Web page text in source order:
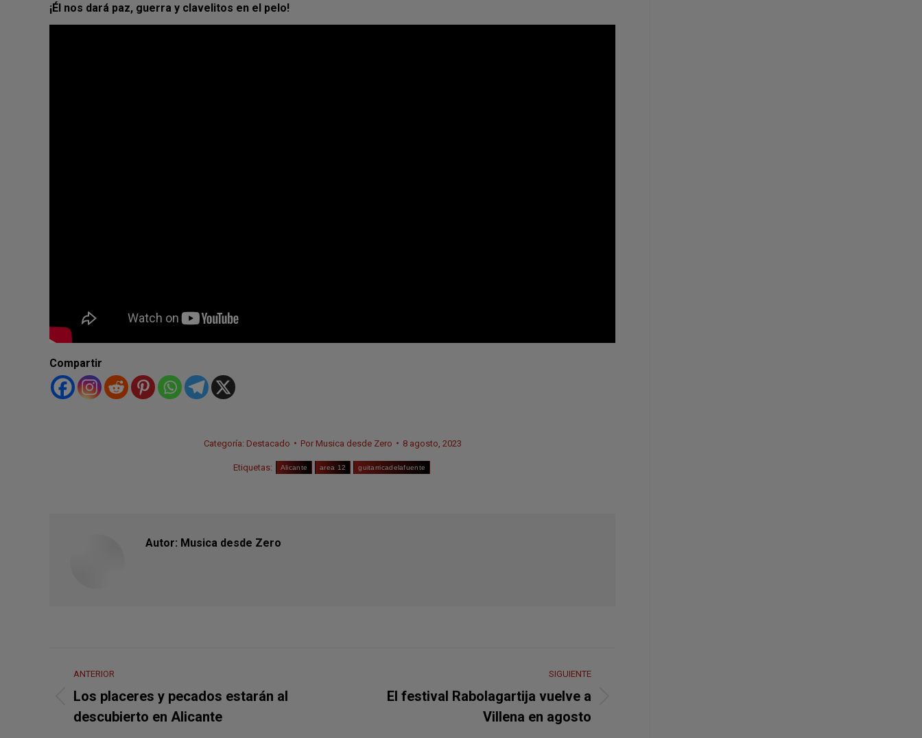
¡Él nos dará paz, guerra y clavelitos en el pelo!
Compartir
Categoría: Destacado Por Musica desde Zero 8 agosto, 2023
Etiquetas: Alicante area 12 guitarricadelafuente
Autor: Musica desde Zero
entre
publicaciones
ANTERIOR
Publicación
anterior:
Los placeres y pecados estarán al
descubierto en Alicante
SIGUIENTE
PublicaciónEl festival Rabolagartija vuelve a
Villena en agosto